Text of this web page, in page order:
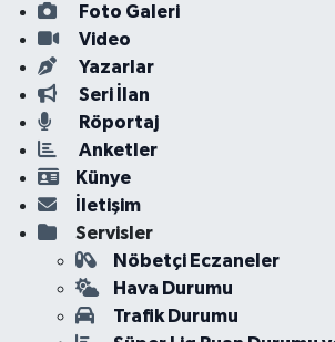
Foto Galeri
Video
Yazarlar
Seri İlan
Röportaj
Anketler
Künye
İletişim
Servisler
Nöbetçi Eczaneler
Hava Durumu
Trafik Durumu